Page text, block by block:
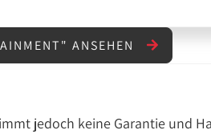
ANSEHEN
jedoch keine Garantie und